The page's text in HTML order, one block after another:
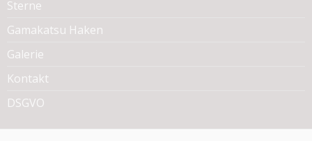
Sterne
Gamakatsu Haken
Galerie
Kontakt
DSGVO